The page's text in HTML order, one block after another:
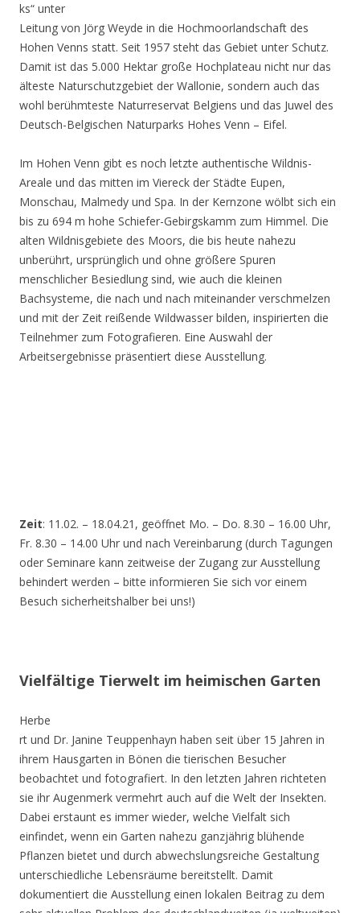
ks“ unter
Leitung von Jörg Weyde in die Hochmoorlandschaft des
Hohen Venns statt. Seit 1957 steht das Gebiet unter Schutz.
Damit ist das 5.000 Hektar große Hochplateau nicht nur das
älteste Naturschutzgebiet der Wallonie, sondern auch das
wohl berühmteste Naturreservat Belgiens und das Juwel des
Deutsch-Belgischen Naturparks Hohes Venn – Eifel.
Im Hohen Venn gibt es noch letzte authentische Wildnis-
Areale und das mitten im Viereck der Städte Eupen,
Monschau, Malmedy und Spa. In der Kernzone wölbt sich ein
bis zu 694 m hohe Schiefer-Gebirgskamm zum Himmel. Die
alten Wildnisgebiete des Moors, die bis heute nahezu
unberührt, ursprünglich und ohne größere Spuren
menschlicher Besiedlung sind, wie auch die kleinen
Bachsysteme, die nach und nach miteinander verschmelzen
und mit der Zeit reißende Wildwasser bilden, inspirierten die
Teilnehmer zum Fotografieren. Eine Auswahl der
Arbeitsergebnisse präsentiert diese Ausstellung.
Zeit: 11.02. – 18.04.21, geöffnet Mo. – Do. 8.30 – 16.00 Uhr,
Fr. 8.30 – 14.00 Uhr und nach Vereinbarung (durch Tagungen
oder Seminare kann zeitweise der Zugang zur Ausstellung
behindert werden – bitte informieren Sie sich vor einem
Besuch sicherheitshalber bei uns!)
Vielfältige Tierwelt im heimischen Garten
Herbe
rt und Dr. Janine Teuppenhayn haben seit über 15 Jahren in
ihrem Hausgarten in Bönen die tierischen Besucher
beobachtet und fotografiert. In den letzten Jahren richteten
sie ihr Augenmerk vermehrt auch auf die Welt der Insekten.
Dabei erstaunt es immer wieder, welche Vielfalt sich
einfindet, wenn ein Garten nahezu ganzjährig blühende
Pflanzen bietet und durch abwechslungsreiche Gestaltung
unterschiedliche Lebensräume bereitstellt. Damit
dokumentiert die Ausstellung einen lokalen Beitrag zu dem